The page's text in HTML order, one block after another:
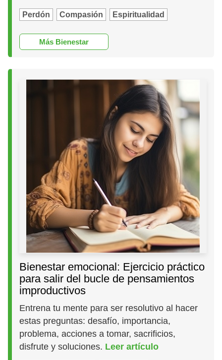
Perdón Compasión Espiritualidad
Más Bienestar
Bienestar emocional: Ejercicio práctico
para salir del bucle de pensamientos
improductivos
Entrena tu mente para ser resolutivo al hacer
estas preguntas: desafío, importancia,
problema, acciones a tomar, sacrificios,
disfrute y soluciones. Leer artículo